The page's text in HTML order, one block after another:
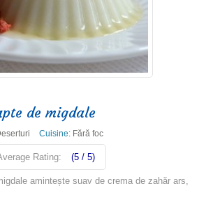
de migdale
Cuisine: Fără foc
Rating: (5 / 5)
amintește suav de crema de zahăr ars,